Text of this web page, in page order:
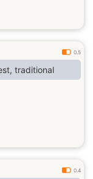
0.5
traditional
0.4